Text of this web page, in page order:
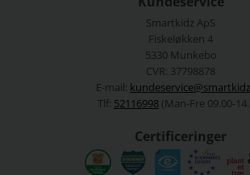
Smartkidz ApS
Fiskeløkken 4
5330 Munkebo
CVR: 37798878
E-mail:
Tlf: 52116998 (Man-Fre 09.00-
Certificeringer